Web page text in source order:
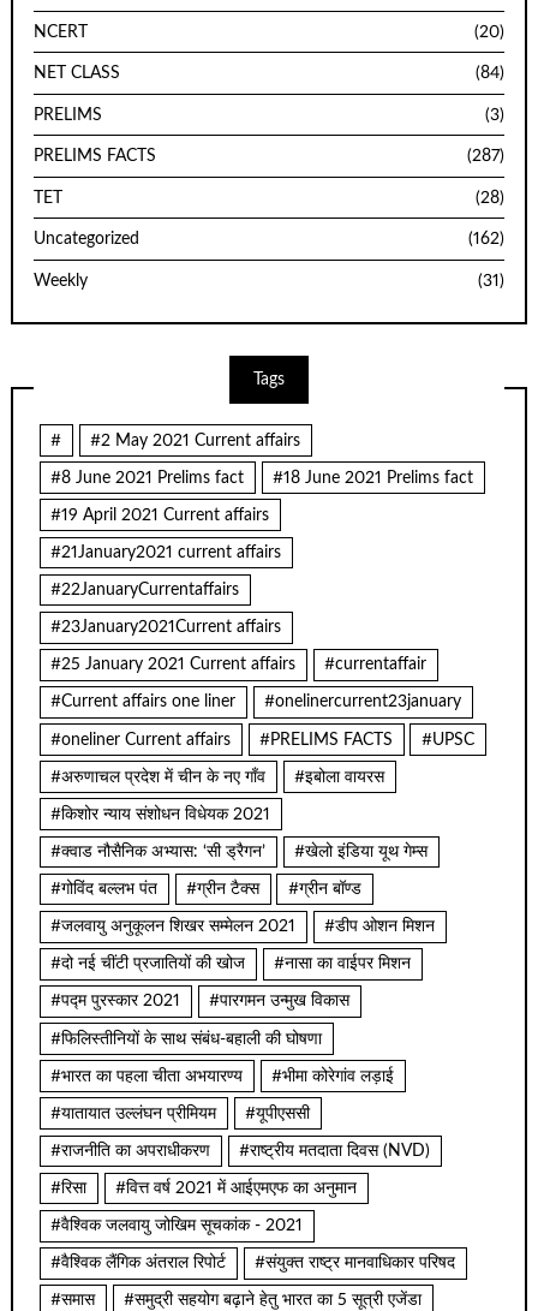
NCERT (20)
NET CLASS (84)
PRELIMS (3)
PRELIMS FACTS (287)
TET (28)
Uncategorized (162)
Weekly (31)
Tags
# #2 May 2021 Current affairs
#8 June 2021 Prelims fact #18 June 2021 Prelims fact
#19 April 2021 Current affairs
#21January2021 current affairs
#22JanuaryCurrentaffairs
#23January2021Current affairs
#25 January 2021 Current affairs #currentaffair
#Current affairs one liner #onelinercurrent23january
#oneliner Current affairs #PRELIMS FACTS #UPSC
#अरुणाचल प्रदेश में चीन के नए गाँव #इबोला वायरस
#किशोर न्याय संशोधन विधेयक 2021
#क्वाड नौसैनिक अभ्यास: ‘सी ड्रैगन’ #खेलो इंडिया यूथ गेम्स
#गोविंद बल्लभ पंत #ग्रीन टैक्स #ग्रीन बॉण्ड
#जलवायु अनुकूलन शिखर सम्मेलन 2021 #डीप ओशन मिशन
#दो नई चींटी प्रजातियों की खोज #नासा का वाईपर मिशन
#पद्म पुरस्कार 2021 #पारगमन उन्मुख विकास
#फिलिस्तीनियों के साथ संबंध-बहाली की घोषणा
#भारत का पहला चीता अभयारण्य #भीमा कोरेगांव लड़ाई
#यातायात उल्लंघन प्रीमियम #यूपीएससी
#राजनीति का अपराधीकरण #राष्ट्रीय मतदाता दिवस (NVD)
#रिसा #वित्त वर्ष 2021 में आईएमएफ का अनुमान
#वैश्विक जलवायु जोखिम सूचकांक - 2021
#वैश्विक लैंगिक अंतराल रिपोर्ट #संयुक्त राष्ट्र मानवाधिकार परिषद
#समास #समुद्री सहयोग बढ़ाने हेतु भारत का 5 सूत्री एजेंडा